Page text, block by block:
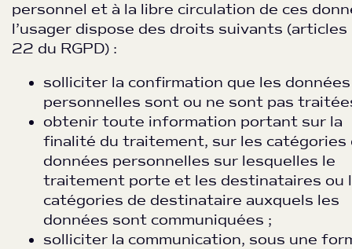
personnel et à la libre circulation de ces
l’usager dispose des droits suivants (articles
22 du RGPD) :
solliciter la confirmation que les données
personnelles sont ou ne sont pas
obtenir toute information portant sur la
finalité du traitement, sur les catégories
données personnelles sur lesquelles le
traitement porte et les destinataires ou
catégories de destinataire auxquels les
données sont communiquées ;
solliciter la communication, sous une